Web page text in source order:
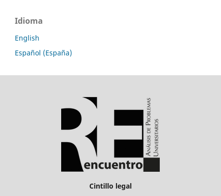
Idioma
English
Español (España)
Cintillo legal